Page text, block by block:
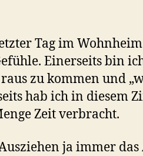
Tag im
Einerseits bin
zu kommen und
hab ich in diesem
Zeit verbracht.
ja immer